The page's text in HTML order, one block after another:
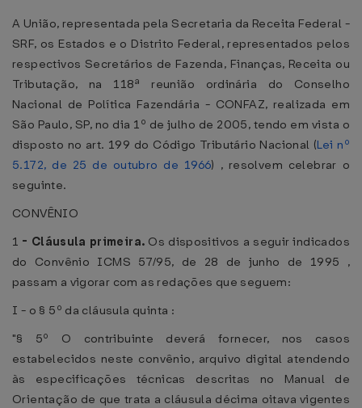
A União, representada pela Secretaria da Receita Federal -
SRF, os Estados e o Distrito Federal, representados pelos
respectivos Secretários de Fazenda, Finanças, Receita ou
Tributação, na 118ª reunião ordinária do Conselho
Nacional de Política Fazendária - CONFAZ, realizada em
São Paulo, SP, no dia 1º de julho de 2005, tendo em vista o
disposto no art. 199 do Código Tributário Nacional (Lei nº
5.172, de 25 de outubro de 1966) , resolvem celebrar o
seguinte.
CONVÊNIO
1 - Cláusula primeira. Os dispositivos a seguir indicados
do Convênio ICMS 57/95, de 28 de junho de 1995 ,
passam a vigorar com as redações que seguem:
I - o § 5º da cláusula quinta :
"§ 5º O contribuinte deverá fornecer, nos casos
estabelecidos neste convênio, arquivo digital atendendo
às especificações técnicas descritas no Manual de
Orientação de que trata a cláusula décima oitava vigentes